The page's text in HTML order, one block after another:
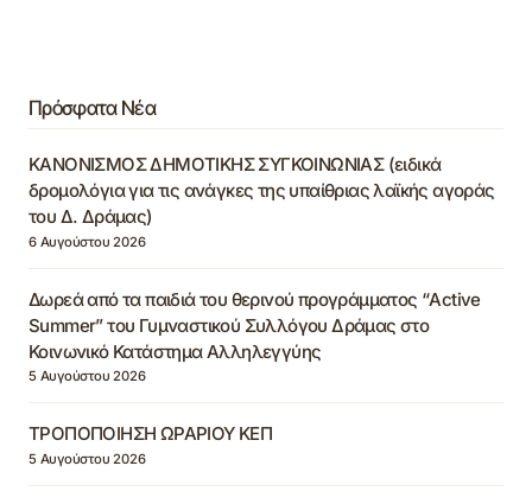
Πρόσφατα Νέα
ΚΑΝΟΝΙΣΜΟΣ ΔΗΜΟΤΙΚΗΣ ΣΥΓΚΟΙΝΩΝΙΑΣ (ειδικά
δρομολόγια για τις ανάγκες της υπαίθριας λαϊκής αγοράς
του Δ. Δράμας)
6 Αυγούστου 2026
Δωρεά από τα παιδιά του θερινού προγράμματος “Active
Summer” του Γυμναστικού Συλλόγου Δράμας στο
Κοινωνικό Κατάστημα Αλληλεγγύης
5 Αυγούστου 2026
ΤΡΟΠΟΠΟΙΗΣΗ ΩΡΑΡΙΟΥ ΚΕΠ
5 Αυγούστου 2026